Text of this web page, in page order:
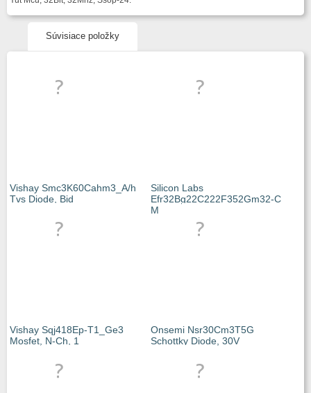
Súvisiace položky
Vishay Smc3K60Cahm3_A/h
Tvs Diode, Bid
Silicon Labs
Efr32Bg22C222F352Gm32-C
M
Vishay Sqj418Ep-T1_Ge3
Mosfet, N-Ch, 1
Onsemi Nsr30Cm3T5G
Schottky Diode, 30V